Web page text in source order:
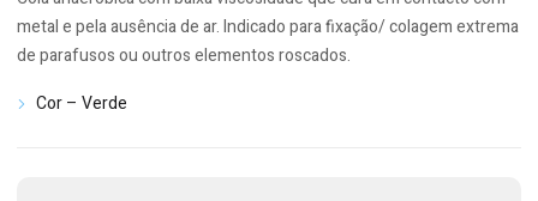
metal e pela ausência de ar. Indicado para fixação/ colagem extrema
de parafusos ou outros elementos roscados.
Cor – Verde